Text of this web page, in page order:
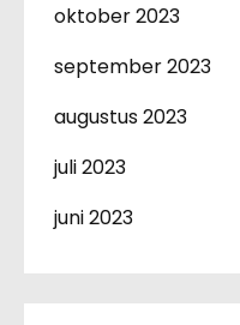
oktober 2023
september 2023
augustus 2023
juli 2023
juni 2023